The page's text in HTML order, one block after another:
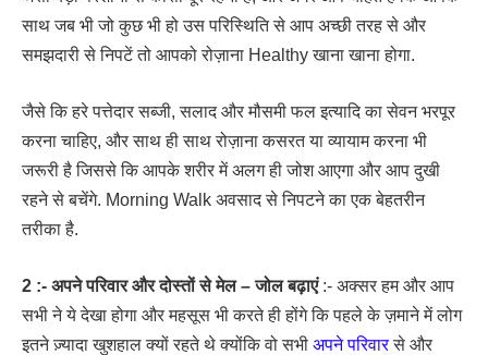
साथ जब भी जो कुछ भी हो उस परिस्थिति से आप अच्छी तरह से और
समझदारी से निपटें तो आपको रोज़ाना Healthy खाना खाना होगा.
जैसे कि हरे पत्तेदार सब्जी, सलाद और मौसमी फल इत्यादि का सेवन भरपूर
करना चाहिए, और साथ ही साथ रोज़ाना कसरत या व्यायाम करना भी
जरूरी है जिससे कि आपके शरीर में अलग ही जोश आएगा और आप दुखी
रहने से बचेंगे. Morning Walk अवसाद से निपटने का एक बेहतरीन
तरीका है.
2 :- अपने परिवार और दोस्तों से मेल – जोल बढ़ाएं:- अक्सर हम और आप
सभी ने ये देखा होगा और महसूस भी करते ही होंगे कि पहले के ज़माने में लोग
इतने ज़्यादा खुशहाल क्यों रहते थे क्योंकि वो सभी अपने परिवारसे और